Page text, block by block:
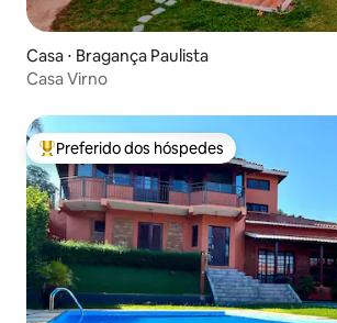
Casa ⋅ Bragança Paulista
Casa Virno
Entre os melhores preferidos dos hóspedes
Preferido dos hóspedes